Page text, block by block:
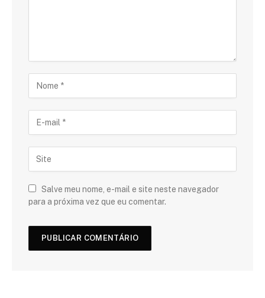
Salve meu nome, e-mail e site neste navegador
para a próxima vez que eu comentar.